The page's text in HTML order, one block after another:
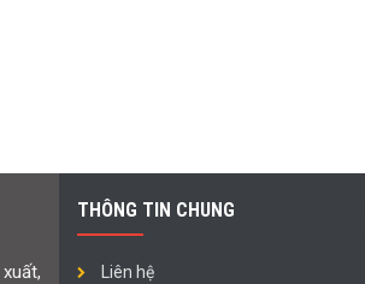
THÔNG TIN CHUNG
Liên hệ